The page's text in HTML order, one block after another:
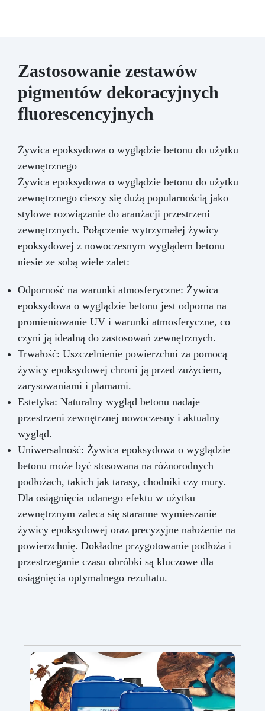
Zastosowanie zestawów
pigmentów dekoracyjnych
fluorescencyjnych
Żywica epoksydowa o wyglądzie betonu do użytku
zewnętrznego
Żywica epoksydowa o wyglądzie betonu do użytku
zewnętrznego cieszy się dużą popularnością jako
stylowe rozwiązanie do aranżacji przestrzeni
zewnętrznych. Połączenie wytrzymałej żywicy
epoksydowej z nowoczesnym wyglądem betonu
niesie ze sobą wiele zalet:
Odporność na warunki atmosferyczne: Żywica
epoksydowa o wyglądzie betonu jest odporna na
promieniowanie UV i warunki atmosferyczne, co
czyni ją idealną do zastosowań zewnętrznych.
Trwałość: Uszczelnienie powierzchni za pomocą
żywicy epoksydowej chroni ją przed zużyciem,
zarysowaniami i plamami.
Estetyka: Naturalny wygląd betonu nadaje
przestrzeni zewnętrznej nowoczesny i aktualny
wygląd.
Uniwersalność: Żywica epoksydowa o wyglądzie
betonu może być stosowana na różnorodnych
podłożach, takich jak tarasy, chodniki czy mury.
Dla osiągnięcia udanego efektu w użytku
zewnętrznym zaleca się staranne wymieszanie
żywicy epoksydowej oraz precyzyjne nałożenie na
powierzchnię. Dokładne przygotowanie podłoża i
przestrzeganie czasu obróbki są kluczowe dla
osiągnięcia optymalnego rezultatu.